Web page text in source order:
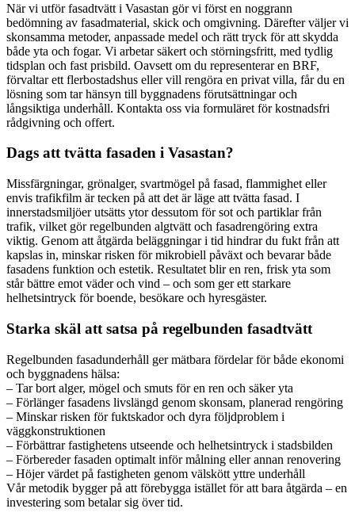
När vi utför fasadtvätt i Vasastan gör vi först en noggrann
bedömning av fasadmaterial, skick och omgivning. Därefter väljer vi
skonsamma metoder, anpassade medel och rätt tryck för att skydda
både yta och fogar. Vi arbetar säkert och störningsfritt, med tydlig
tidsplan och fast prisbild. Oavsett om du representerar en BRF,
förvaltar ett flerbostadshus eller vill rengöra en privat villa, får du en
lösning som tar hänsyn till byggnadens förutsättningar och
långsiktiga underhåll. Kontakta oss via formuläret för kostnadsfri
rådgivning och offert.
Dags att tvätta fasaden i Vasastan?
Missfärgningar, grönalger, svartmögel på fasad, flammighet eller
envis trafikfilm är tecken på att det är läge att tvätta fasad. I
innerstadsmiljöer utsätts ytor dessutom för sot och partiklar från
trafik, vilket gör regelbunden algtvätt och fasadrengöring extra
viktig. Genom att åtgärda beläggningar i tid hindrar du fukt från att
kapslas in, minskar risken för mikrobiell påväxt och bevarar både
fasadens funktion och estetik. Resultatet blir en ren, frisk yta som
står bättre emot väder och vind – och som ger ett starkare
helhetsintryck för boende, besökare och hyresgäster.
Starka skäl att satsa på regelbunden fasadtvätt
Regelbunden fasadunderhåll ger mätbara fördelar för både ekonomi
och byggnadens hälsa:
– Tar bort alger, mögel och smuts för en ren och säker yta
– Förlänger fasadens livslängd genom skonsam, planerad rengöring
– Minskar risken för fuktskador och dyra följdproblem i
väggkonstruktionen
– Förbättrar fastighetens utseende och helhetsintryck i stadsbilden
– Förbereder fasaden optimalt inför målning eller annan renovering
– Höjer värdet på fastigheten genom välskött yttre underhåll
Vår metodik bygger på att förebygga istället för att bara åtgärda – en
investering som betalar sig över tid.